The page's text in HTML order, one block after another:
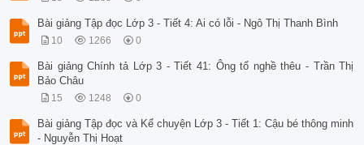
Bài giảng Tập đọc Lớp 3 - Tiết 4: Ai có lỗi - Ngô Thị Thanh Bình
10 1266 0
Bài giảng Chính tả Lớp 3 - Tiết 41: Ông tổ nghề thêu - Trần Thị
Bảo Châu
15 1248 0
Bài giảng Tập đọc và Kể chuyện Lớp 3 - Tiết 1: Cậu bé thông minh
- Nguyễn Thị Hoạt